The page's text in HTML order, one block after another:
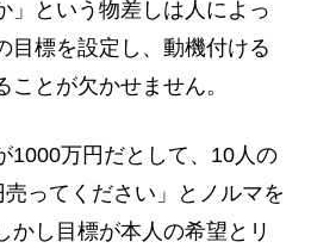
」という物差しは人によっ
目標を設定し、動機付ける
とが欠かせません。
万円だとして、10人の
ってください」とノルマを
かし目標が本人の希望とリ